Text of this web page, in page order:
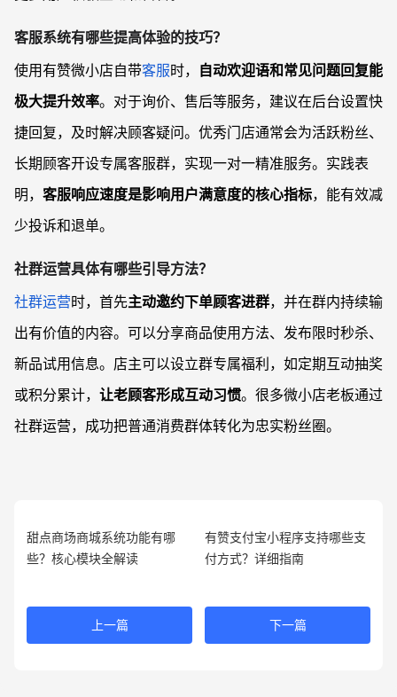
客服系统有哪些提高体验的技巧？
使用有赞微小店自带客服时， 自动欢迎语和常见问题回复能
极大提升效率。对于询价、售后等服务，建议在后台设置快
捷回复，及时解决顾客疑问。优秀门店通常会为活跃粉丝、
长期顾客开设专属客服群，实现一对一精准服务。实践表
明， 客服响应速度是影响用户满意度的核心指标，能有效减
少投诉和退单。
社群运营具体有哪些引导方法？
社群运营时，首先主动邀约下单顾客进群，并在群内持续输
出有价值的内容。可以分享商品使用方法、发布限时秒杀、
新品试用信息。店主可以设立群专属福利，如定期互动抽奖
或积分累计， 让老顾客形成互动习惯。很多微小店老板通过
社群运营，成功把普通消费群体转化为忠实粉丝圈。
甜点商场商城系统功能有哪
些？核心模块全解读
上一篇
有赞支付宝小程序支持哪些支
付方式？详细指南
下一篇